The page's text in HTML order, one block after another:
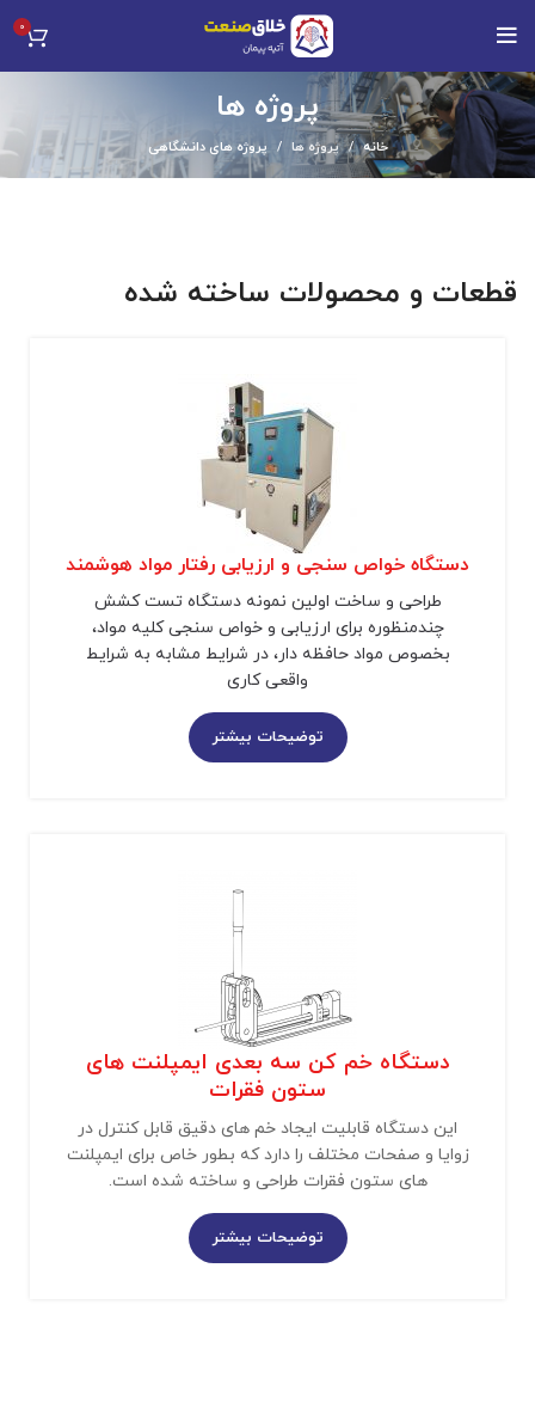
0
پروژه ها
خانه پروژه ها پروژه های دانشگاهی
قطعات و محصولات ساخته شده
دستگاه خواص سنجی و ارزیابی رفتار مواد هوشمند
طراحی و ساخت اولین نمونه دستگاه تست کشش
چندمنظوره برای ارزیابی و خواص سنجی کلیه مواد،
بخصوص مواد حافظه دار، در شرایط مشابه به شرایط
واقعی کاری
توضیحات بیشتر
دستگاه خم کن سه بعدی ایمپلنت های
ستون فقرات
این دستگاه قابلیت ایجاد خم های دقیق قابل کنترل در
زوایا و صفحات مختلف را دارد که بطور خاص برای ایمپلنت
های ستون فقرات طراحی و ساخته شده است.
توضیحات بیشتر